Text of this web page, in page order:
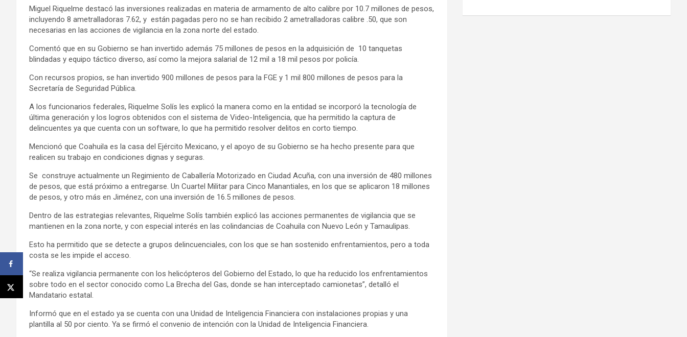
Miguel Riquelme destacó las inversiones realizadas en materia de armamento de alto calibre por 10.7 millones de pesos,
incluyendo 8 ametralladoras 7.62, y están pagadas pero no se han recibido 2 ametralladoras calibre .50, que son
necesarias en las acciones de vigilancia en la zona norte del estado.
Comentó que en su Gobierno se han invertido además 75 millones de pesos en la adquisición de 10 tanquetas
blindadas y equipo táctico diverso, así como la mejora salarial de 12 mil a 18 mil pesos por policía.
Con recursos propios, se han invertido 900 millones de pesos para la FGE y 1 mil 800 millones de pesos para la
Secretaría de Seguridad Pública.
A los funcionarios federales, Riquelme Solís les explicó la manera como en la entidad se incorporó la tecnología de
última generación y los logros obtenidos con el sistema de Video-Inteligencia, que ha permitido la captura de
delincuentes ya que cuenta con un software, lo que ha permitido resolver delitos en corto tiempo.
Mencionó que Coahuila es la casa del Ejército Mexicano, y el apoyo de su Gobierno se ha hecho presente para que
realicen su trabajo en condiciones dignas y seguras.
Se construye actualmente un Regimiento de Caballería Motorizado en Ciudad Acuña, con una inversión de 480 millones
de pesos, que está próximo a entregarse. Un Cuartel Militar para Cinco Manantiales, en los que se aplicaron 18 millones
de pesos, y otro más en Jiménez, con una inversión de 16.5 millones de pesos.
Dentro de las estrategias relevantes, Riquelme Solís también explicó las acciones permanentes de vigilancia que se
mantienen en la zona norte, y con especial interés en las colindancias de Coahuila con Nuevo León y Tamaulipas.
Esto ha permitido que se detecte a grupos delincuenciales, con los que se han sostenido enfrentamientos, pero a toda
costa se les impide el acceso.
“Se realiza vigilancia permanente con los helicópteros del Gobierno del Estado, lo que ha reducido los enfrentamientos
sobre todo en el sector conocido como La Brecha del Gas, donde se han interceptado camionetas”, detalló el
Mandatario estatal.
Informó que en el estado ya se cuenta con una Unidad de Inteligencia Financiera con instalaciones propias y una
plantilla al 50 por ciento. Ya se firmó el convenio de intención con la Unidad de Inteligencia Financiera.